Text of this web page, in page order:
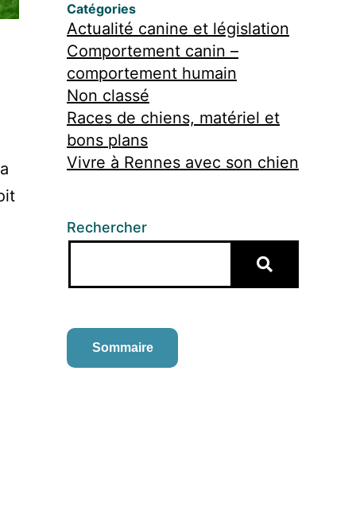
Catégories
Actualité canine et législation
Comportement canin –
comportement humain
Non classé
Races de chiens, matériel et
bons plans
Vivre à Rennes avec son chien
Rechercher
Sommaire